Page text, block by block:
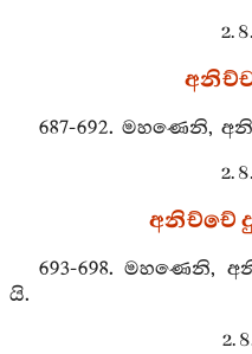
2.
අනිච්ච
687-692. මහණෙනි,
2.
අනිච්චේ
693-698. මහණෙනි,
යි.
2.